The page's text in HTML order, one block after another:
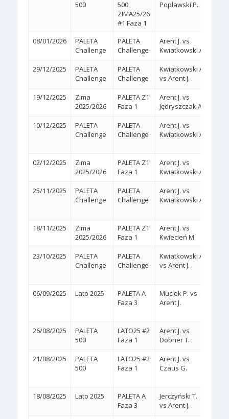
500
500
ZIMA25/26
#1 Faza 1
Popławski P.
08/01/2026
PALETA
Challenge
PALETA
Challenge
Arent J. vs
Kwiatkowski A.
29/12/2025
PALETA
Challenge
PALETA
Challenge
Kwiatkowski A.
vs Arent J.
19/12/2025
Zima
2025/2026
PALETA Z1
Faza 1
Arent J. vs
Jędryszczak A.
10/12/2025
PALETA
Challenge
PALETA
Challenge
Arent J. vs
Kwiatkowski A.
02/12/2025
Zima
2025/2026
PALETA Z1
Faza 1
Arent J. vs
Kwiatkowski A.
25/11/2025
PALETA
Challenge
PALETA
Challenge
Arent J. vs
Kwiatkowski A.
18/11/2025
Zima
2025/2026
PALETA Z1
Faza 1
Arent J. vs
Kwiecień M.
23/10/2025
PALETA
Challenge
PALETA
Challenge
Kwiatkowski A.
vs Arent J.
06/09/2025 Lato 2025
PALETA A
Faza 3
Muciek P. vs
Arent J.
26/08/2025
PALETA
500
LATO25 #2
Faza 1
Arent J. vs
Dobner T.
21/08/2025
PALETA
500
LATO25 #2
Faza 1
Arent J. vs
Czaus G.
18/08/2025 Lato 2025
PALETA A
Faza 3
Jerczyński T.
vs Arent J.